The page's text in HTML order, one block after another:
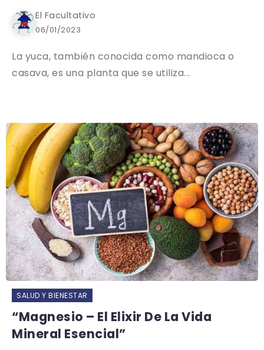
El Facultativo
06/01/2023
La yuca, también conocida como mandioca o
casava, es una planta que se utiliza...
SALUD Y BIENESTAR
“Magnesio – El Elixir De La Vida
Mineral Esencial”